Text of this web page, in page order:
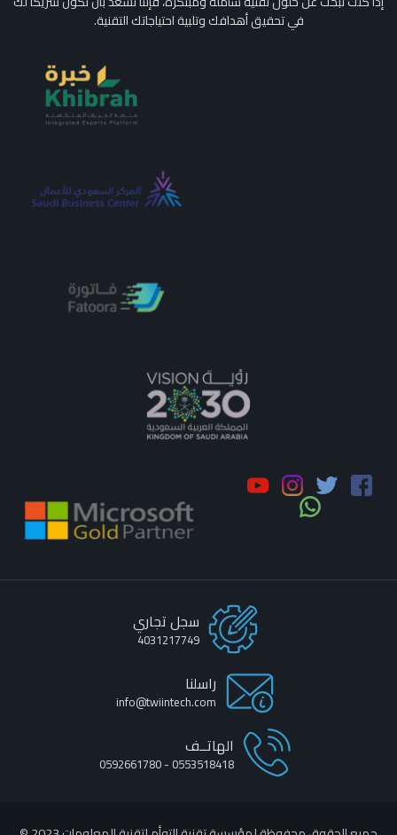
في تحقيق أهدافك وتلبية احتياجاتك التقنية.
سجل تجاري
4031217749
راسلنا
info@twiintech.com
الهاتــف
0553518418 - 0592661780